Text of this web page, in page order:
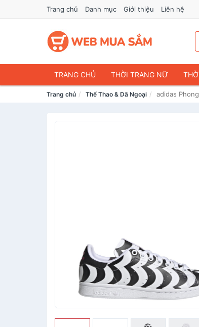
Trang chủ Danh mục Giới thiệu Liên hệ
TRANG CHỦ THỜI TRANG NỮ
ĐIỆN THOẠI & PHỤ KIỆN DU LỊCH &
Trang chủ Thể Thao & Dã Ngoại adidas